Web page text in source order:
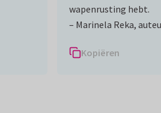
wapenrusting hebt.
– Marinela Reka,
Kopiëren